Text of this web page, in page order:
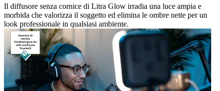
Il diffusore senza cornice di Litra Glow irradia una luce ampia e
morbida che valorizza il soggetto ed elimina le ombre nette per un
look professionale in qualsiasi ambiente.